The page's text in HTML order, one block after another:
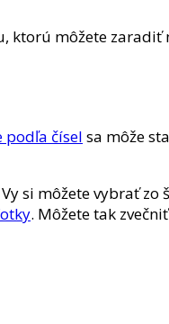
ktorú môžete zaradiť
podľa čísel sa môže
si môžete vybrať zo
. Môžete tak